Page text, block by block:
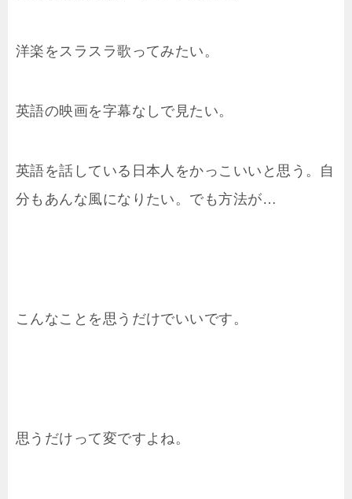
洋楽をスラスラ歌ってみたい。
英語の映画を字幕なしで見たい。
英語を話している日本人をかっこいいと思う。自
分もあんな風になりたい。でも方法が…
こんなことを思うだけでいいです。
思うだけって変ですよね。